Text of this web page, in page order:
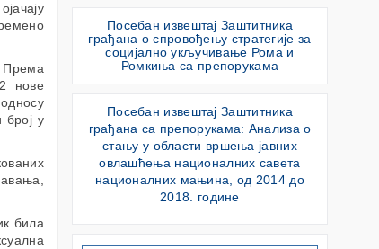
Према
нове
број у
била
Посебан извештај Заштитника
грађана о спровођењу стратегије за
социјално укључивање Рома и
Ромкиња са препорукама
Посебан извештај Заштитника
грађана са препорукама: Анализа о
стању у области вршења јавних
овлашћења националних савета
националних мањина, од 2014 до
2018. године